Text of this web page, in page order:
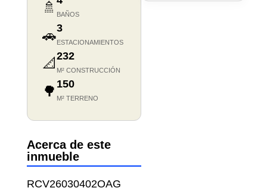
🚿 BAÑOS
🚗3
ESTACIONAMIENTOS
📐 232
M² CONSTRUCCIÓN
🌳 150
M² TERRENO
Acerca de este
inmueble
RCV26030402OAG